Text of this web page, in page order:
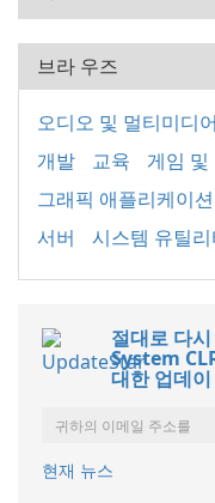
브라 우즈
오디오 및 멀티미디어
개발
교육
게임
그래픽 애플리케이션
서버
시스템 유틸리
절대로 다
System
대한 업데
현재 뉴스